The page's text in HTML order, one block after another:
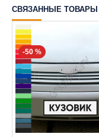
СВЯЗАННЫЕ ТОВАРЫ
-50 %